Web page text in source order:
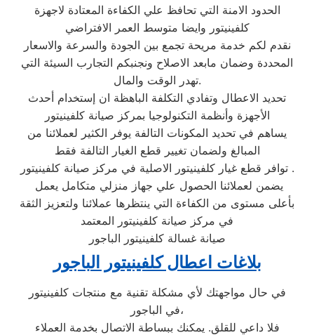
الحدود الامنة التي تحافظ علي الكفاءة المعتادة لاجهزة
كلفينيتور وايضا متوسط العمر الافتراضي
نقدم لكم خدمة مريحة تجمع بين الجودة والسرعة والاسعار
المحددة وضمان مابعد الاصلاح ونجنبكم التجارب السيئة التي
تهدر الوقت والمال.
تحديد الاعطال وتفادي التكلفة الباهظة ان إستخدام أحدث
الأجهزة وأنظمة التكنولوجيا بمركز صيانة كلفينيتور
يساهم في تحديد المكونات التالفة يوفر الكثير لعملائنا من
المبالغ ولضمان تغيير قطع الغيار التالفة فقط
توافر قطع غيار كلفينيتور الاصلية في مركز صيانة كلفينيتور .
بأعلى مستوى من الكفاءة التي ينتظرها عملائنا ولتعزيز الثقة
في مركز صيانة كلفينيتور المعتمد
صيانة غسالة كلفينيتور الباجور
بلاغات اعطال كلفينيتور الباجور
في حال مواجهتك لأي مشكلة تقنية مع منتجات كلفينيتور
في الباجور،
فلا داعي للقلق. يمكنك ببساطة الاتصال بخدمة العملاء